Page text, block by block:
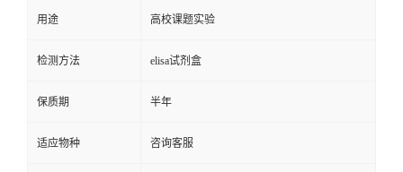
用途 高校课题实验
检测方法 elisa试剂盒
保质期 半年
适应物种 咨询客服